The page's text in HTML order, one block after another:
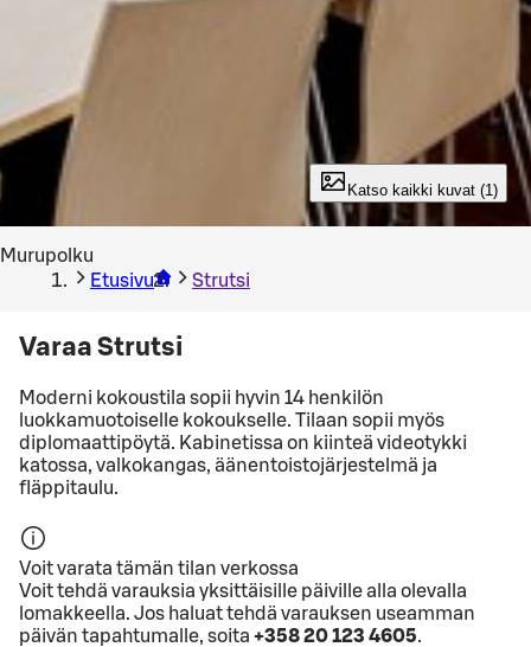
Katso kaikki kuvat (1)
Murupolku
Etusivu
Strutsi
Varaa Strutsi
Moderni kokoustila sopii hyvin 14 henkilön
luokkamuotoiselle kokoukselle. Tilaan sopii myös
diplomaattipöytä. Kabinetissa on kiinteä videotykki
katossa, valkokangas, äänentoistojärjestelmä ja
fläppitaulu.
Voit varata tämän tilan verkossa
Voit tehdä varauksia yksittäisille päiville alla olevalla
lomakkeella. Jos haluat tehdä varauksen useamman
päivän tapahtumalle, soita +358 20 123 4605.